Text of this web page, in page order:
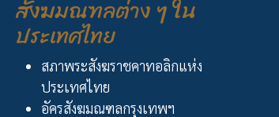
สังฆมณฑลต่าง ๆ ใน
ประเทศไทย
สภาพระสังฆราชคาทอลิกแห่ง
ประเทศไทย
อัครสังฆมณฑลกรุงเทพฯ